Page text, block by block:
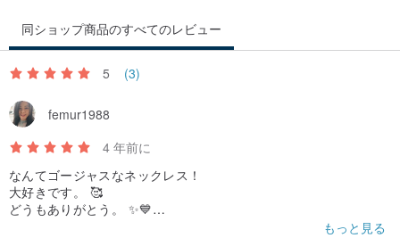
ーーーーーーーーーーーーーーーーーーーー
★商品について
・0.5-1cmほどの大きさの違いがでることがあります。
・大きさは手作業で計測されており、0.1-0.2cmほどの大きさの誤差
・完成品は掲載写真と若干異なる部分があることがあります。
・ギフト用ラッピングにて包装された状態で発送されます。贈り物
同ショップ商品のすべてのレビュー
5 (3)
femur1988
4 年前に
なんてゴージャスなネックレス！
大好きです。 🥰
どうもありがとう。 ✨️💙
もっと見る